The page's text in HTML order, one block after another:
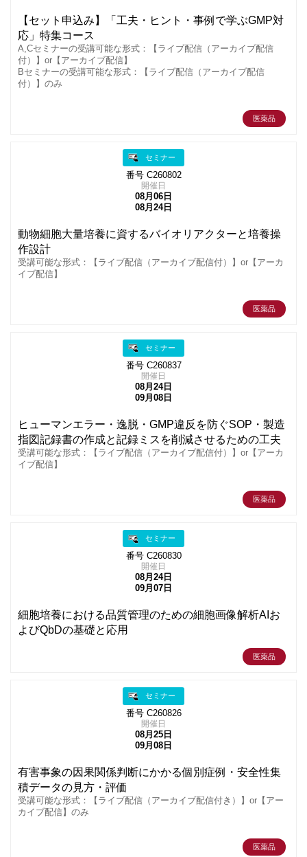
【セット申込み】「工夫・ヒント・事例で学ぶGMP対
応」特集コース
A,Cセミナーの受講可能な形式：【ライブ配信（アーカイブ配信
付）】or【アーカイブ配信】
Bセミナーの受講可能な形式：【ライブ配信（アーカイブ配信
付）】のみ
医薬品
セミナー
番号 C260802
開催日
08月06日
08月24日
動物細胞大量培養に資するバイオリアクターと培養操
作設計
受講可能な形式：【ライブ配信（アーカイブ配信付）】or【アーカ
イブ配信】
医薬品
セミナー
番号 C260837
開催日
08月24日
09月08日
ヒューマンエラー・逸脱・GMP違反を防ぐSOP・製造
指図記録書の作成と記録ミスを削減させるための工夫
受講可能な形式：【ライブ配信（アーカイブ配信付）】or【アーカ
イブ配信】
医薬品
セミナー
番号 C260830
開催日
08月24日
09月07日
細胞培養における品質管理のための細胞画像解析AIお
よびQbDの基礎と応用
医薬品
セミナー
番号 C260826
開催日
08月25日
09月08日
有害事象の因果関係判断にかかる個別症例・安全性集
積データの見方・評価
受講可能な形式：【ライブ配信（アーカイブ配信付き）】or【アー
カイブ配信】のみ
医薬品